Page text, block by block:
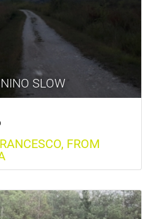
SLOW
FROM